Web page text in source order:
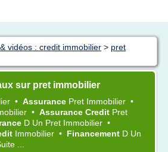
vidéos : credit immobilier > pret
sur pret immobilier
• Assurance Pret Immobilier •
• Assurance Credit Pret
D Un Pret Immobilier •
Immobilier • Financement D Un
...